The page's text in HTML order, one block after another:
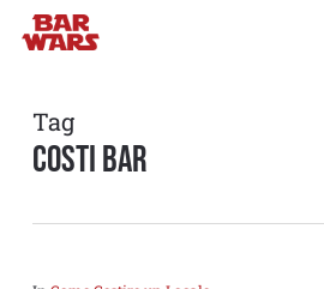
Skip
content
Tag
costi bar